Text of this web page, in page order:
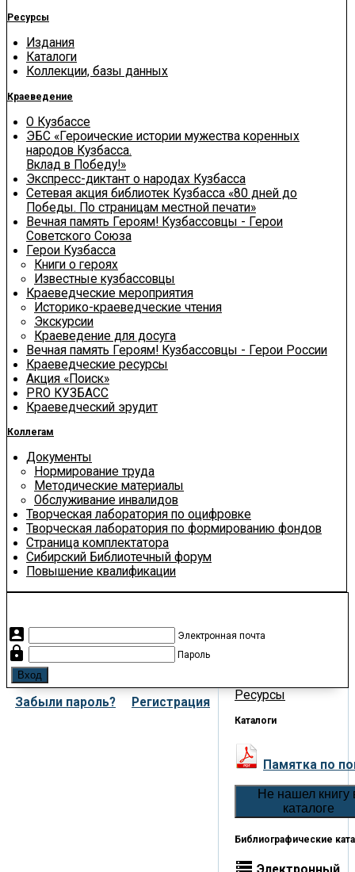
Ресурсы
Издания
Каталоги
Коллекции, базы данных
Краеведение
О Кузбассе
ЭБС «Героические истории мужества коренных
народов Кузбасса.
Вклад в Победу!»
Экспресс-диктант о народах Кузбасса
Сетевая акция библиотек Кузбасса «80 дней до
Победы. По страницам местной печати»
Вечная память Героям! Кузбассовцы - Герои
Советского Союза
Герои Кузбасса
Книги о героях
Известные кузбассовцы
Краеведческие мероприятия
Историко-краеведческие чтения
Экскурсии
Краеведение для досуга
Вечная память Героям! Кузбассовцы - Герои России
Краеведческие ресурсы
Акция «Поиск»
PRO КУЗБАСС
Краеведческий эрудит
Коллегам
Документы
Нормирование труда
Методические материалы
Обслуживание инвалидов
Творческая лаборатория по оцифровке
Творческая лаборатория по формированию фондов
Страница комплектатора
Сибирский Библиотечный форум
Повышение квалификации
account_box Электронная почта
lock Пароль
Забыли пароль? Регистрация Ресурсы
Каталоги
Памятка по
Не нашел книгу
каталоге
Библиографические
storage